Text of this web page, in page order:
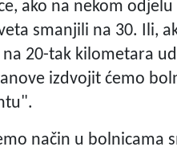
ako na nekom
smanjili na 30. Ili,
na 20-tak kilometara
izdvojit ćemo
način u bolnicama